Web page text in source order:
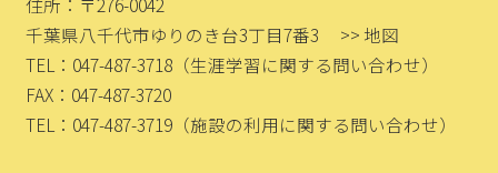
千葉県八千代市ゆりのき台3丁目7番3
>> 地図
TEL：047-487-3718 （生涯学習に関する問い合わせ）
FAX：047-487-3720
TEL：047-487-3719 （施設の利用に関する問い合わせ）